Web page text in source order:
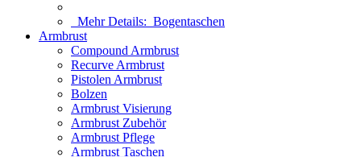
Mehr Details: Bogentaschen
Armbrust
Compound Armbrust
Recurve Armbrust
Pistolen Armbrust
Bolzen
Armbrust Visierung
Armbrust Zubehör
Armbrust Pflege
Armbrust Taschen